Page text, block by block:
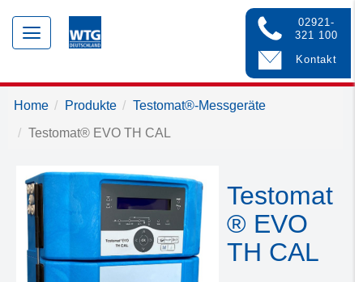
Toggle
navigation
02921-
321 100
Kontakt
Home Produkte
Testomat®-Messgeräte
Testomat® EVO TH CAL
Testomat
® EVO
TH CAL